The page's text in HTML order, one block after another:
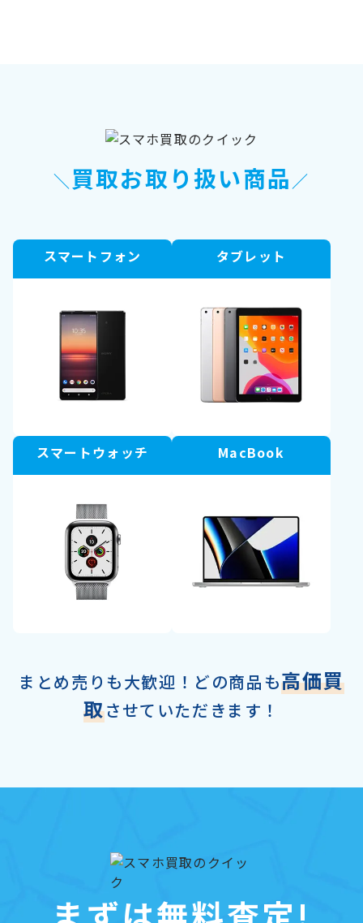
＼ 買取お取り扱い商品 ／
スマートフォン タブレット
スマートウォッチ MacBook
まとめ売りも大歓迎！どの商品も高価買
取させていただきます！